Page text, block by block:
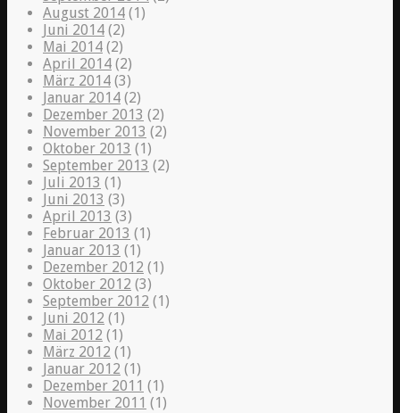
August 2014 (1)
Juni 2014 (2)
Mai 2014 (2)
April 2014 (2)
März 2014 (3)
Januar 2014 (2)
Dezember 2013 (2)
November 2013 (2)
Oktober 2013 (1)
September 2013 (2)
Juli 2013 (1)
Juni 2013 (3)
April 2013 (3)
Februar 2013 (1)
Januar 2013 (1)
Dezember 2012 (1)
Oktober 2012 (3)
September 2012 (1)
Juni 2012 (1)
Mai 2012 (1)
März 2012 (1)
Januar 2012 (1)
Dezember 2011 (1)
November 2011 (1)